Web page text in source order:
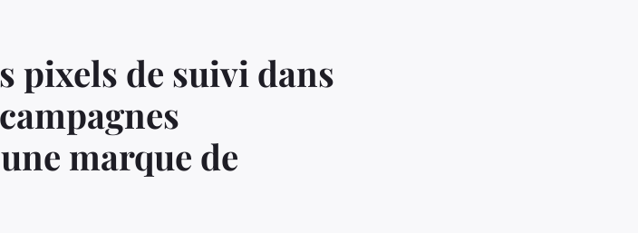
pixels de suivi dans
marque de